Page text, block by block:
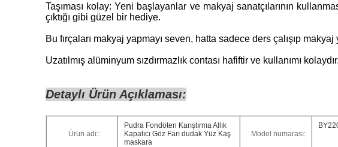
Taşıması kolay: Yeni başlayanlar ve makyaj sanatçılarının
çıktığı gibi güzel bir hediye.
Bu fırçaları makyaj yapmayı seven, hatta sadece ders çalışıp
Uzatılmış alüminyum sızdırmazlık contası hafiftir ve kullanımı kolaydır.
Detaylı Ürün Açıklaması:
Ürün adı::
Pudra Fondöten Karıştırma Allık
Kapatıcı Göz Farı dudak Yüz Kaş
maskara
Model numarası: